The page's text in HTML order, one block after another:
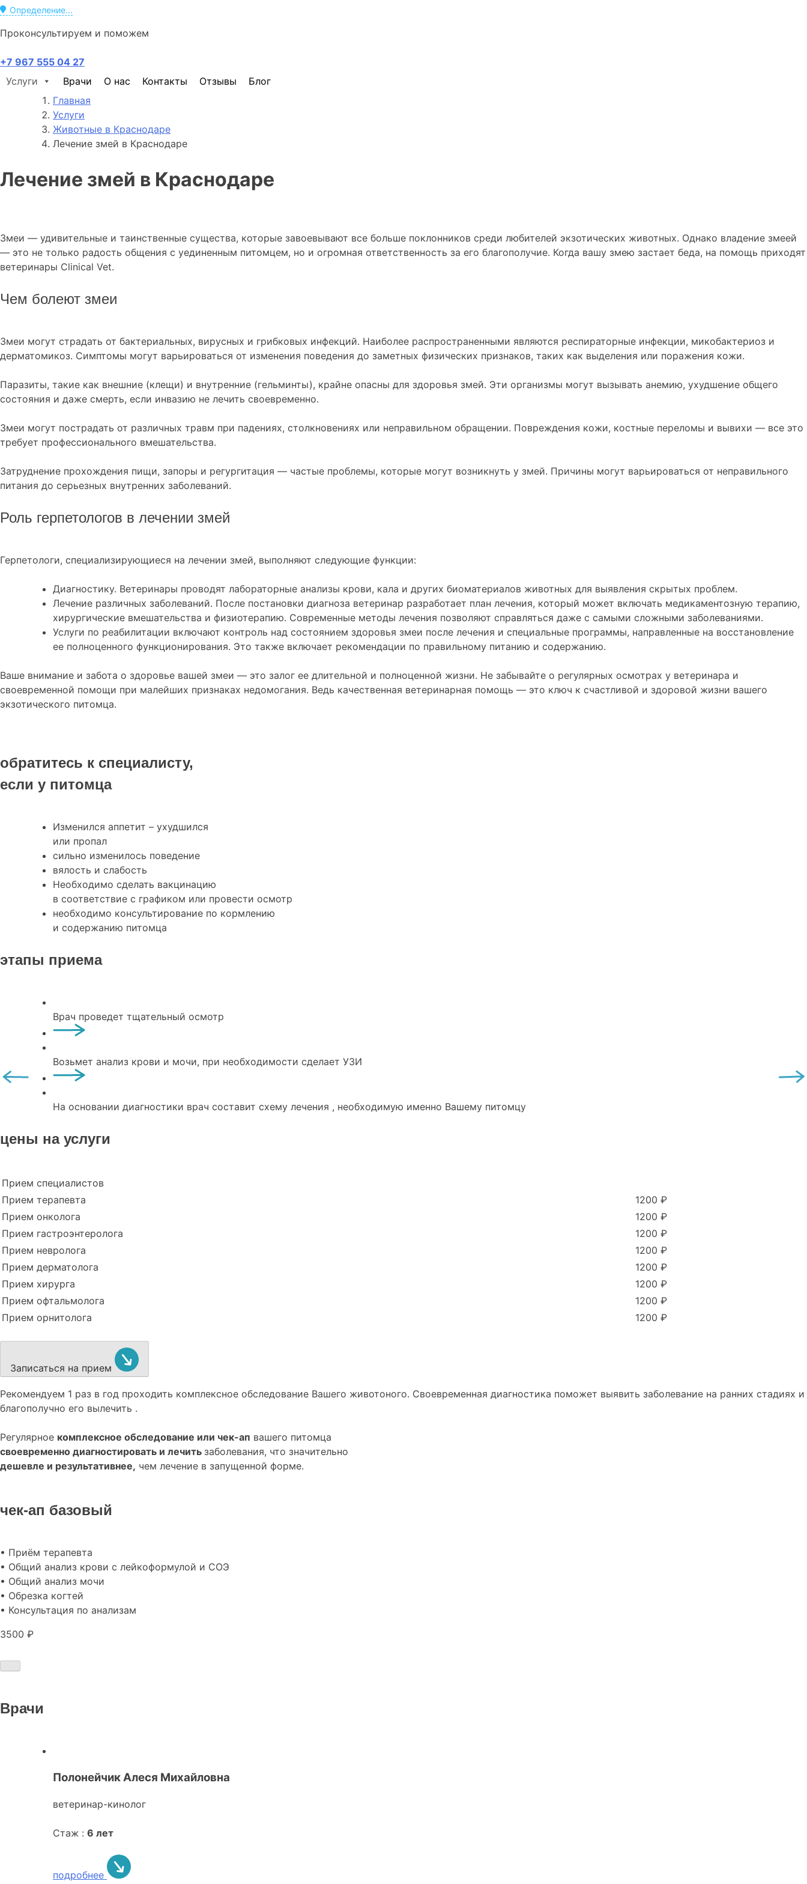
Определение...
Проконсультируем и поможем
+7 967 555 04 27
Услуги
Врачи О нас Контакты Отзывы
Блог
Главная
Услуги
Животные в Краснодаре
Лечение змей в Краснодаре
Лечение змей в Краснодаре
Змеи — удивительные и таинственные существа, которые завоевывают все больше поклонников среди любителей экзотических животных. Однако владение змеей
— это не только радость общения с уединенным питомцем, но и огромная ответственность за его благополучие. Когда вашу змею застает беда, на помощь приходят
ветеринары Clinical Vet.
Чем болеют змеи
Змеи могут страдать от бактериальных, вирусных и грибковых инфекций. Наиболее распространенными являются респираторные инфекции, микобактериоз и
дерматомикоз. Симптомы могут варьироваться от изменения поведения до заметных физических признаков, таких как выделения или поражения кожи.
Паразиты, такие как внешние (клещи) и внутренние (гельминты), крайне опасны для здоровья змей. Эти организмы могут вызывать анемию, ухудшение общего
состояния и даже смерть, если инвазию не лечить своевременно.
Змеи могут пострадать от различных травм при падениях, столкновениях или неправильном обращении. Повреждения кожи, костные переломы и вывихи — все это
требует профессионального вмешательства.
Затруднение прохождения пищи, запоры и регургитация — частые проблемы, которые могут возникнуть у змей. Причины могут варьироваться от неправильного
питания до серьезных внутренних заболеваний.
Роль герпетологов в лечении змей
Герпетологи, специализирующиеся на лечении змей, выполняют следующие функции:
Диагностику. Ветеринары проводят лабораторные анализы крови, кала и других биоматериалов животных для выявления скрытых проблем.
Лечение различных заболеваний. После постановки диагноза ветеринар разработает план лечения, который может включать медикаментозную терапию,
хирургические вмешательства и физиотерапию. Современные методы лечения позволяют справляться даже с самыми сложными заболеваниями.
Услуги по реабилитации включают контроль над состоянием здоровья змеи после лечения и специальные программы, направленные на восстановление
ее полноценного функционирования. Это также включает рекомендации по правильному питанию и содержанию.
Ваше внимание и забота о здоровье вашей змеи — это залог ее длительной и полноценной жизни. Не забывайте о регулярных осмотрах у ветеринара и
своевременной помощи при малейших признаках недомогания. Ведь качественная ветеринарная помощь — это ключ к счастливой и здоровой жизни вашего
экзотического питомца.
обратитесь к специалисту,
если у питомца
Изменился аппетит – ухудшился
или пропал
сильно изменилось поведение
вялость и слабость
Необходимо сделать вакцинацию
в соответствие с графиком или провести осмотр
необходимо консультирование по кормлению
и содержанию питомца
этапы приема
Врач проведет тщательный осмотр
Возьмет анализ крови и мочи, при необходимости сделает УЗИ
На основании диагностики врач составит схему лечения , необходимую именно Вашему питомцу
цены на услуги
Прием специалистов
Прием терапевта
1200 ₽
Прием онколога
1200 ₽
Прием гастроэнтеролога
1200 ₽
Прием невролога
1200 ₽
Прием дерматолога
1200 ₽
Прием хирурга
1200 ₽
Прием офтальмолога
1200 ₽
Прием орнитолога
1200 ₽
Записаться на прием
Рекомендуем 1 раз в год проходить комплексное обследование Вашего животоного. Своевременная диагностика поможет выявить заболевание на ранних стадиях и
благополучно его вылечить .
Регулярное комплексное обследование или чек-ап вашего питомца
своевременно диагностировать и лечить заболевания, что значительно
дешевле и результативнее, чем лечение в запущенной форме.
чек-ап базовый
• Приём терапевта
• Общий анализ крови с лейкоформулой и СОЭ
• Общий анализ мочи
• Обрезка когтей
• Консультация по анализам
3500 ₽
Врачи
Полонейчик Алеся Михайловна
ветеринар-кинолог
Стаж : 6 лет
подробнее